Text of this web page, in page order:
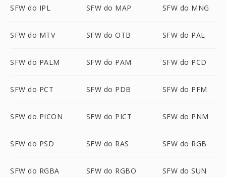
SFW do IPL SFW do MAP SFW do MNG
SFW do MTV SFW do OTB SFW do PAL
SFW do PALM SFW do PAM SFW do PCD
SFW do PCT SFW do PDB SFW do PFM
SFW do PICON SFW do PICT SFW do PNM
SFW do PSD SFW do RAS SFW do RGB
SFW do RGBA SFW do RGBO SFW do SUN